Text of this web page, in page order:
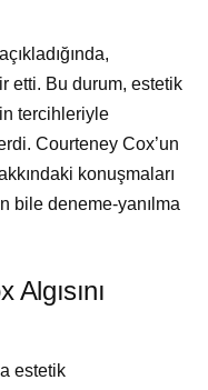
etti. Bu durum, estetik
tercihleriyle
Courteney Cox’un
konuşmaları
bile deneme-yanılma
estetik